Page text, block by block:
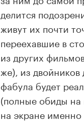
делится
живут их почти
переехавшие в
из других
же), из
фабула будет
(полные обиды на
на экране именно